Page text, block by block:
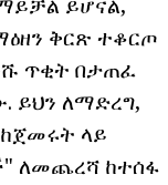
ቅርጽ ተቆርጦ
ጥቂት በታጠፈ
ይህን ለማድረግ,
ላይ
ለመጨረሻ ከተሰፋ